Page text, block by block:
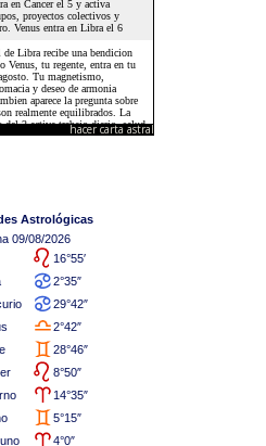
hacer carta astral